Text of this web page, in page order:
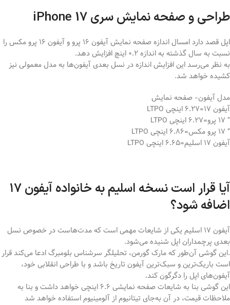
طراحی و صفحه نمایش سری iPhone 17
اپل قصد دارد امسال اندازه صفحه نمایش آیفون 16 پرو و آیفون 16 پرو مکس را
نسبت به سال گذشته به اندازه 0.2 اینچ افزایش دهد.
به نظر می‌رسد این افزایش اندازه در نسل بعدی آیفون‌ها به مدل معمولی نیز
کشیده خواهد شد.
مدل آیفون- صفحه نمایش
آیفون ۱۷=6.27 اینچی LTPO
” ۱۷ پرو=6.27 اینچی LTPO
” ۱۷ پرو مکس=6.86 اینچی LTPO
آیفون ۱۷ اسلیم=6.65 اینچی LTPO
آیا قرار است نسخه اسلیم به خانواده آیفون ۱۷
اضافه شود؟
آیفون ۱۷ اسلیم یکی از شایعات مهمی است که مدت‌هاست در خصوص نسل
بعدی پرچمداران اپل شنیده می‌شود.
.این گوشی آن‌طور که مارک گورمن، تحلیلگر سرشناس بلومبرگ ادعا می‌کند قرار
است باریک‌ترین و سبک‌ترین آیفون تاریخ باشد و با طراحی انقلابی خود،
آیفون‌های اپل را دگرگون کند.
این گوشی بنا به شایعات صفحه نمایشی ۶.۶ اینچی خواهد داشت و بنا به
ملاحظات قیمت، در آن به‌جای تیتانیوم از آلومینیوم استفاده خواهد شد